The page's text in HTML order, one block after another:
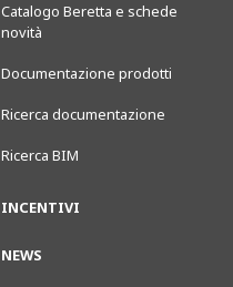
Catalogo Beretta e schede
novità
Documentazione prodotti
Ricerca documentazione
Ricerca BIM
INCENTIVI
NEWS